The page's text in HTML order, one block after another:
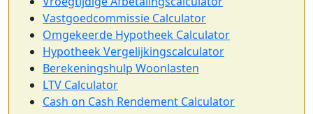
Vastgoedcommissie Calculator
Omgekeerde Hypotheek Calculator
Hypotheek Vergelijkingscalculator
Berekeningshulp Woonlasten
LTV Calculator
Cash on Cash Rendement Calculator